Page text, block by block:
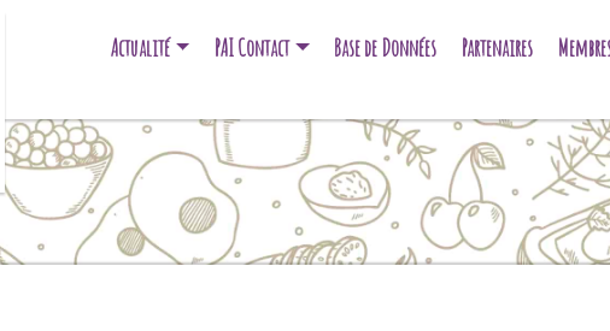
Actualité PAI Contact Base de Données Partenaires